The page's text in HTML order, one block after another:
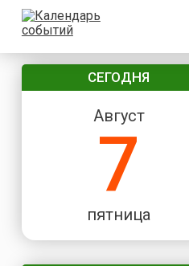
СЕГОДНЯ
Август
7
пятница